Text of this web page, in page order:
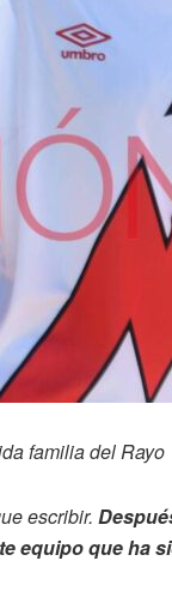
familia del Rayo
escribir.
equipo que ha